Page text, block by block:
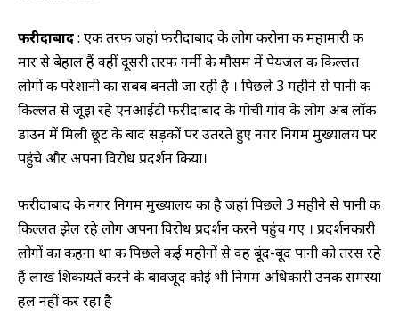
फरीदाबाद: एक तरफ जहां फरीदाबाद के लोग करोना की महामारी की
मार से बेहाल हैं वहीं दूसरी तरफ गर्मी के मौसम में पेयजल की किल्लत
लोगों की परेशानी का सबब बनती जा रही है । पिछले 3 महीने से पानी की
किल्लत से जूझ रहे एनआईटी फरीदाबाद के गोची गांव के लोग अब लॉक
डाउन में मिली छूट के बाद सड़कों पर उतरते हुए नगर निगम मुख्यालय पर
पहुंचे और अपना विरोध प्रदर्शन किया।
फरीदाबाद के नगर निगम मुख्यालय का है जहां पिछले 3 महीने से पानी की
किल्लत झेल रहे लोग अपना विरोध प्रदर्शन करने पहुंच गए । प्रदर्शनकारी
लोगों का कहना था की पिछले कई महीनों से वह बूंद-बूंद पानी को तरस रहे
हैं लाख शिकायतें करने के बावजूद कोई भी निगम अधिकारी उनकी समस्या
हल नहीं कर रहा है